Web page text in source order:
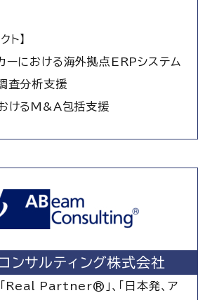
ト】
における海外拠点ERPシステム
査分析支援
けるM&A包括支援
ンサルティング株式会社
Real Partner® 」、「日本発、ア